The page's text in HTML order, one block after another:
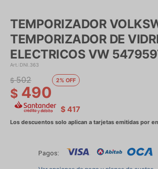
TEMPORIZADOR
TEMPORIZADOR DE
ELECTRICOS VW
DNI.363
$ 490
$ 502 2
$ 417
Pagos: